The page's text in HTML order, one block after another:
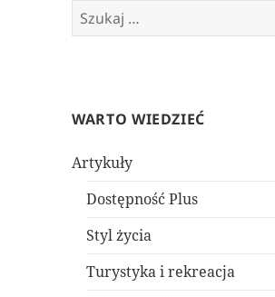
Szukaj:
WARTO WIEDZIEĆ
Artykuły
Dostępność Plus
Styl życia
Turystyka i rekreacja